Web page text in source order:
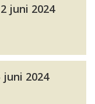
juni 2024
2024